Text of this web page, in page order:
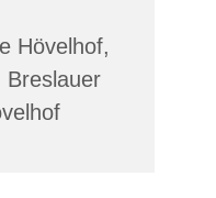
Hövelhof,
Breslauer